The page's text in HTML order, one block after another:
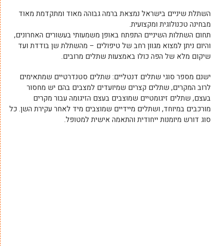
השתלת שיניים בישראל נמצאת ברמה גבוהה מאוד ומתקדמת מאוד
מבחינה טכנולוגית ומקצועית.
תחום השתלות השיניים התפתח באופן משמעותי בעשורים האחרונים,
והיום ניתן למצוא מגוון רחב של טיפולים – מהשתלת שן בודדת ועד
שיקום מלא של הפה כולו באמצעות שתלים מרובים.
ישנם מספר סוגי שתלים דנטליים: שתלים סטנדרטיים שמתאימים
לרוב המקרים, שתלים קצרים שמיועדים למצבים בהם יש מחסור
בעצם, שתלים זיגומטיים שמוצבים בעצם הזיגומה עבור מקרים
מורכבים במיוחד, ושתלים מיידיים שמוצבים מיד לאחר עקירת השן. כל
סוג דורש מיומנות ייחודית והתאמה אישית למטופל.